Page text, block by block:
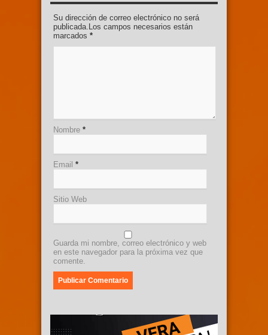
Su dirección de correo electrónico no será
publicada.Los campos necesarios están
marcados *
Nombre *
Email *
Sitio Web
Guarda mi nombre, correo electrónico y web
en este navegador para la próxima vez que
comente.